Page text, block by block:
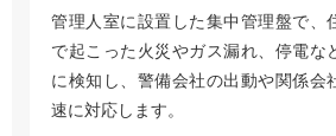
管理人室に設置した集中管理盤で、
で起こった火災やガス漏れ、停電な
に検知し、警備会社の出動や関係会
速に対応します。